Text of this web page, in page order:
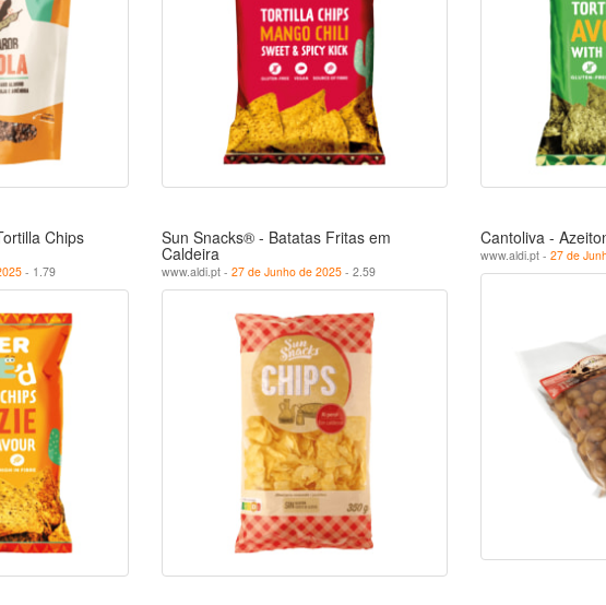
Chips
- 1.79
Sun Snacks® - Batatas Fritas em
Caldeira
www.aldi.pt - 27 de Junho de 2025- 2.59
Cantoliva -
www.aldi.pt - 27 de